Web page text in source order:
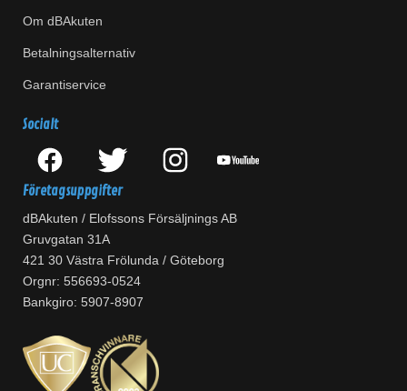
Om dBAkuten
Betalningsalternativ
Garantiservice
Socialt
Företagsuppgifter
dBAkuten / Elofssons Försäljnings AB
Gruvgatan 31A
421 30 Västra Frölunda / Göteborg
Orgnr: 556693-0524
Bankgiro: 5907-8907